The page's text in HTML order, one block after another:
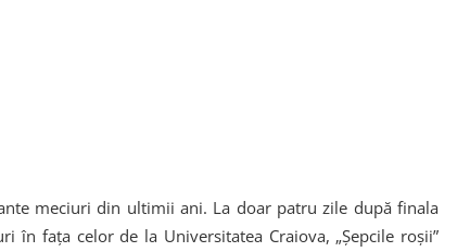
meciuri din ultimii ani. La doar patru zile după finala
în fața celor de la Universitatea Craiova, „Șepcile roșii”